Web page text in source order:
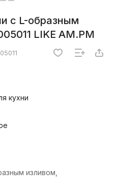
с L-образным
LIKE АМ.РМ
кухни
изливом,